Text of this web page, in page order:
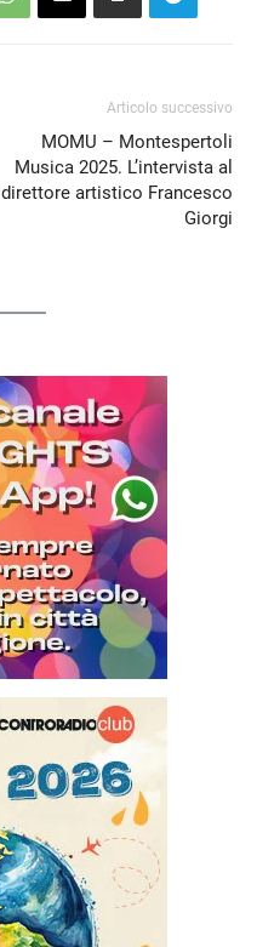
Articolo successivo
MOMU – Montespertoli
Musica 2025. L’intervista al
direttore artistico Francesco
Giorgi